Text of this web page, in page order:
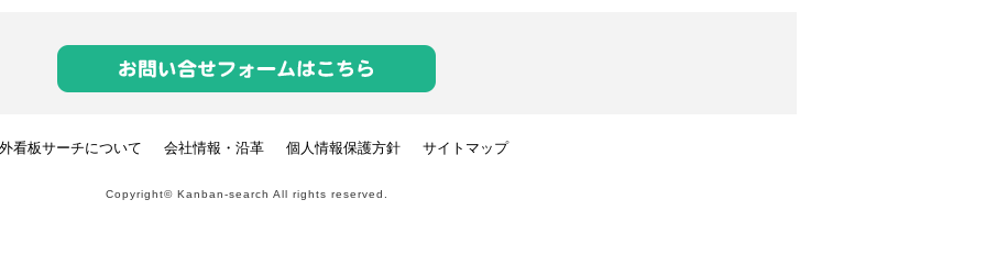
看板サーチについて 会社情報・沿革 個人情報保護方針 サイトマップ
Copyright© Kanban-search All rights reserved.